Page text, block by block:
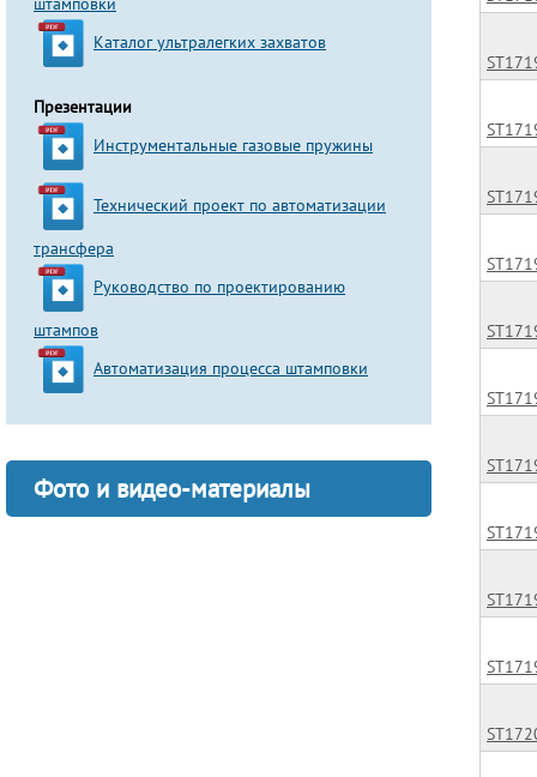
Каталог ультралегких захватов
Презентации
Инструментальные газовые пружины
Технический проект по автоматизации
трансфера
Руководство по проектированию
штампов
Автоматизация процесса штамповки
Фото и видео-материалы